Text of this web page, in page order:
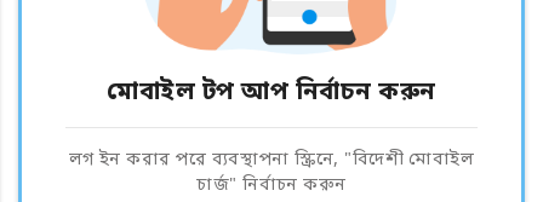
মোবাইল টপ আপ নির্বাচন করুন
লগ ইন করার পরে ব্যবস্থাপনা স্ক্রিনে, "বিদেশী মোবাইল
চার্জ" নির্বাচন করুন